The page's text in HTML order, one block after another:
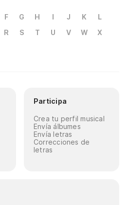
F G H I J K
L
R S T U V W
X
Participa
Crea tu perfil musical
Envía álbumes
Envía letras
Correcciones de
letras